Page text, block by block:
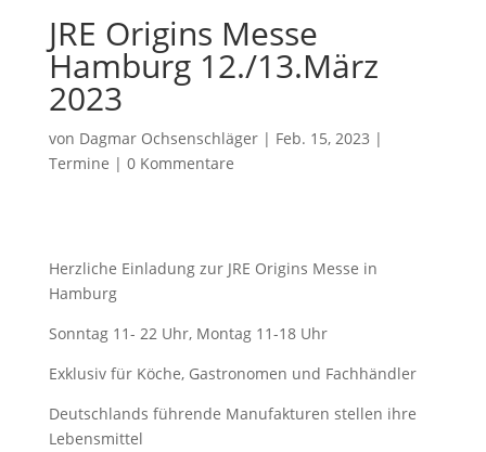
JRE Origins Messe
Hamburg 12./13.März
2023
von Dagmar Ochsenschläger| Feb. 15, 2023 |
Termine | 0 Kommentare
Herzliche Einladung zur JRE Origins Messe in
Hamburg
Sonntag 11- 22 Uhr, Montag 11-18 Uhr
Exklusiv für Köche, Gastronomen und Fachhändler
Deutschlands führende Manufakturen stellen ihre
Lebensmittel